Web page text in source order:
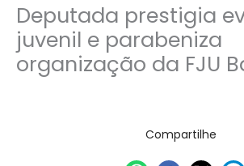
Deputada prestigia
juvenil e parabeniza
organização da FJU
Compartilhe